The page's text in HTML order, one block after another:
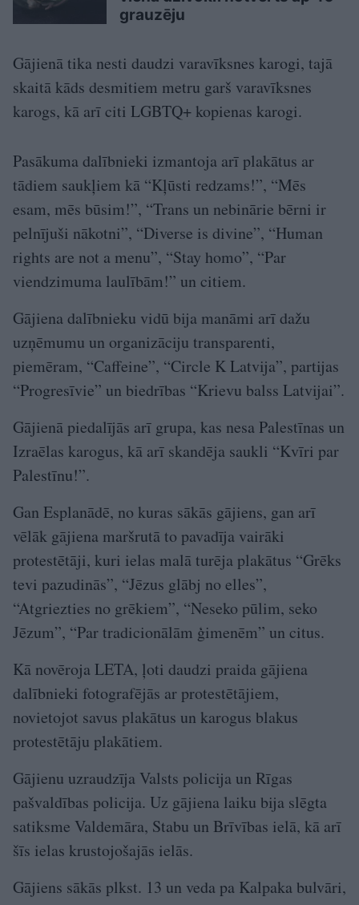
grauzēju
Gājienā tika nesti daudzi varavīksnes karogi, tajā
skaitā kāds desmitiem metru garš varavīksnes
karogs, kā arī citi LGBTQ+ kopienas karogi.
Pasākuma dalībnieki izmantoja arī plakātus ar
tādiem saukļiem kā “Kļūsti redzams!”, “Mēs
esam, mēs būsim!”, “Trans un nebinārie bērni ir
pelnījuši nākotni”, “Diverse is divine”, “Human
rights are not a menu”, “Stay homo”, “Par
viendzimuma laulībām!” un citiem.
Gājiena dalībnieku vidū bija manāmi arī dažu
uzņēmumu un organizāciju transparenti,
piemēram, “Caffeine”, “Circle K Latvija”, partijas
“Progresīvie” un biedrības “Krievu balss Latvijai”.
Gājienā piedalījās arī grupa, kas nesa Palestīnas un
Izraēlas karogus, kā arī skandēja saukli “Kvīri par
Palestīnu!”.
Gan Esplanādē, no kuras sākās gājiens, gan arī
vēlāk gājiena maršrutā to pavadīja vairāki
protestētāji, kuri ielas malā turēja plakātus “Grēks
tevi pazudinās”, “Jēzus glābj no elles”,
“Atgriezties no grēkiem”, “Neseko pūlim, seko
Jēzum”, “Par tradicionālām ģimenēm” un citus.
Kā novēroja LETA, ļoti daudzi praida gājiena
dalībnieki fotografējās ar protestētājiem,
novietojot savus plakātus un karogus blakus
protestētāju plakātiem.
Gājienu uzraudzīja Valsts policija un Rīgas
pašvaldības policija. Uz gājiena laiku bija slēgta
satiksme Valdemāra, Stabu un Brīvības ielā, kā arī
šīs ielas krustojošajās ielās.
Gājiens sākās plkst. 13 un veda pa Kalpaka bulvāri,